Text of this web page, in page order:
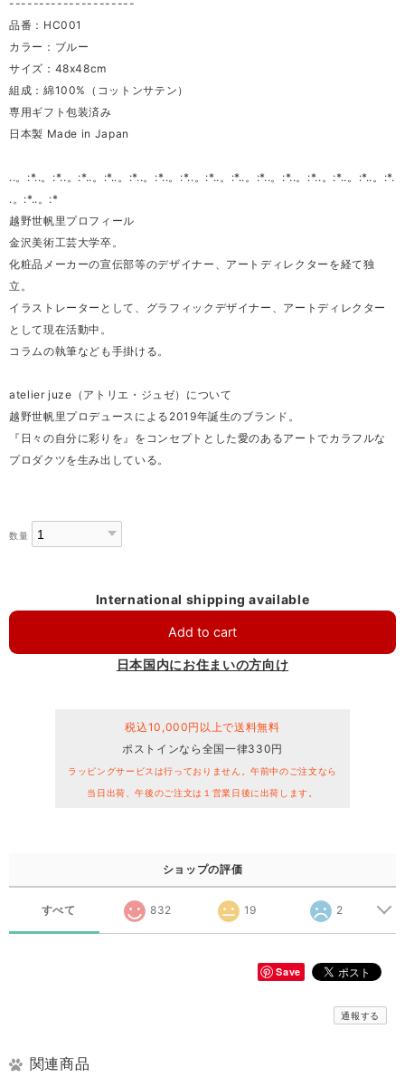
---------------------
品番：HC001
カラー：ブルー
サイズ：48x48cm
組成：綿100%（コットンサテン）
専用ギフト包装済み
日本製 Made in Japan
..。:*..。:*..。:*..。:*..。:*..。:*..。:*..。:*..。:*..。:*..。:*..。:*..。:*..。:*..。:*.
.。:*..。:*
越野世帆里プロフィール
金沢美術工芸大学卒。
化粧品メーカーの宣伝部等のデザイナー、アートディレクターを経て独
立。
イラストレーターとして、グラフィックデザイナー、アートディレクター
として現在活動中。
コラムの執筆なども手掛ける。
atelier juze（アトリエ・ジュゼ）について
越野世帆里プロデュースによる2019年誕生のブランド。
『日々の自分に彩りを』をコンセプトとした愛のあるアートでカラフルな
プロダクツを生み出している。
数量
International shipping available
Add to cart
日本国内にお住まいの方向け
税込10,000円以上で送料無料
ポストインなら全国一律330円
ラッピングサービスは行っておりません。午前中のご注文なら
当日出荷、午後のご注文は１営業日後に出荷します。
ショップの評価
すべて 832 19 2
Save
通報する
関連商品